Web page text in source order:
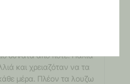
δυνατά από ποτέ. Παλιά
και χρειαζόταν να τα
μέρα. Πλέον τα λουζω